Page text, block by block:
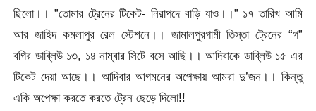
ছিলো।। ”তোমার ট্রেনের টিকেট- নিরাপদে বাড়ি যাও।।” ১৭ তারিখ আমি
আর জাহিদ কমলাপুর রেল স্টেশনে।। জামালপুরগামী তিস্তা ট্রেনের “গ”
বগির ডাব্লিউ ১৩, ১৪ নাম্বার সিটে বসে আছি।। আদিবাকে ডাব্লিউ ১৫ এর
টিকেট দেয়া আছে।। আদিবার আগমনের অপেক্ষায় আমরা দু’জন।। কিন্তু
একি অপেক্ষা করতে করতে ট্রেন ছেড়ে দিলো!!